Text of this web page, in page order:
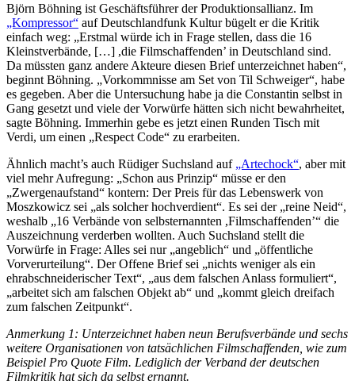
Björn Böhning ist Geschäftsführer der Produktionsallianz. Im
„Kompressor“ auf Deutschlandfunk Kultur bügelt er die Kritik
einfach weg: „Erstmal würde ich in Frage stellen, dass die 16
Kleinstverbände, […] ,die Filmschaffenden’ in Deutschland sind.
Da müssten ganz andere Akteure diesen Brief unterzeichnet haben“,
beginnt Böhning. „Vorkommnisse am Set von Til Schweiger“, habe
es gegeben. Aber die Untersuchung habe ja die Constantin selbst in
Gang gesetzt und viele der Vorwürfe hätten sich nicht bewahrheitet,
sagte Böhning. Immerhin gebe es jetzt einen Runden Tisch mit
Verdi, um einen „Respect Code“ zu erarbeiten.
Ähnlich macht’s auch Rüdiger Suchsland auf „Artechock“, aber mit
viel mehr Aufregung: „Schon aus Prinzip“ müsse er den
„Zwergenaufstand“ kontern: Der Preis für das Lebens­werk von
Mosz­ko­wicz sei „als solcher hoch­ver­dient“. Es sei der „reine Neid“,
weshalb „16 Verbände von selbst­er­nannten ,Film­schaf­fenden’“ die
Auszeichnung verderben wollten. Auch Suchsland stellt die
Vorwürfe in Frage: Alles sei nur „angeblich“ und „öffent­li­che
Vorver­ur­tei­lung“. Der Offene Brief sei „nichts weniger als ein
ehrab­schnei­de­ri­scher Text“, „aus dem falschen Anlass formu­liert“,
„arbeitet sich am falschen Objekt ab“ und „kommt gleich dreifach
zum falschen Zeitpunkt“.
Anmerkung 1: Unterzeichnet haben neun Berufsverbände und sechs
weitere Organisationen von tatsächlichen Filmschaffenden, wie zum
Beispiel Pro Quote Film. Lediglich der Verband der deutschen
Filmkritik hat sich da selbst ernannt.